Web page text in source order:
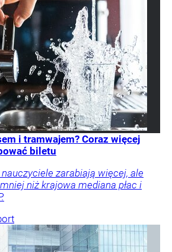
i tramwajem? Coraz więcej
biletu
nauczyciele zarabiają więcej, ale
niż krajowa mediana płac i